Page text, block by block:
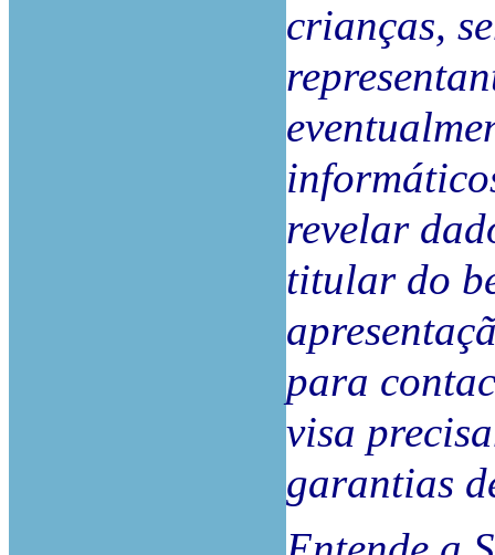
crianças,
revelar
titular do
para
visa
garantias